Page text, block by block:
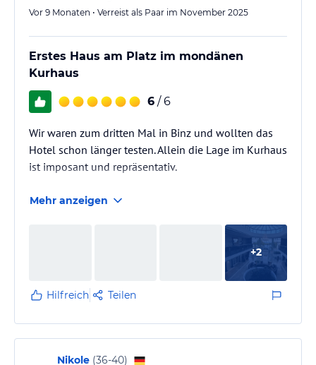
Vor 9 Monaten • Verreist als Paar im November 2025
Erstes Haus am Platz im mondänen
Kurhaus
6 / 6
Wir waren zum dritten Mal in Binz und wollten das
Hotel schon länger testen. Allein die Lage im Kurhaus
ist imposant und repräsentativ.
Mehr anzeigen
+2
Hilfreich Teilen
Nikole (36-40)